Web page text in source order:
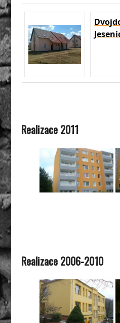
Realizace 2011
Realizace 2006-2010